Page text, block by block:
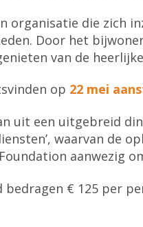
organisatie die zich
Door het
van de
op 22 mei
uit een uitgebreid
waarvan de
aanwezig
bedragen € 125 per